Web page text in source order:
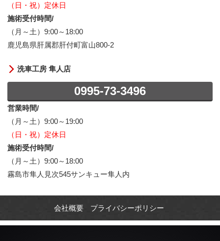
（日・祝）定休日
施術受付時間/
（月～土）9:00～18:00
鹿児島県肝属郡肝付町富山800-2
洗車工房 隼人店
0995-73-3496
営業時間/
（月～土）9:00～19:00
（日・祝）定休日
施術受付時間/
（月～土）9:00～18:00
霧島市隼人見次545サンキュー隼人内
会社概要 プライバシーポリシー